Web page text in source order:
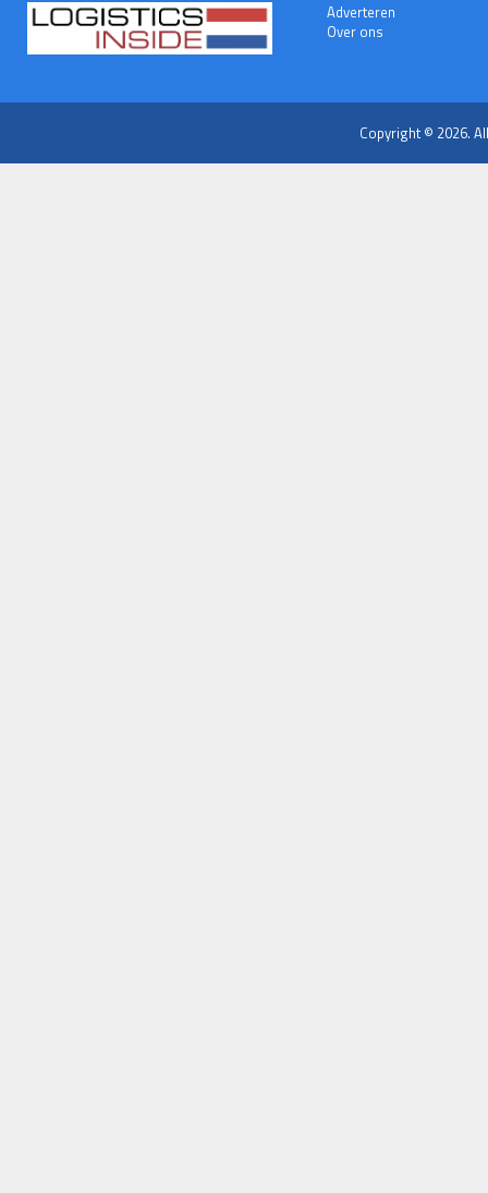
Adverteren
Over ons
Copyright © 2026.